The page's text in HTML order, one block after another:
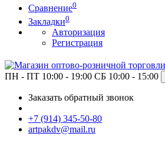
Сравнение0
Закладки0
Авторизация
Регистрация
ПН - ПТ 10:00 - 19:00 СБ 10:00 - 15:00
Заказать обратный звонок
+7 (914) 345-50-80
artpakdv@mail.ru